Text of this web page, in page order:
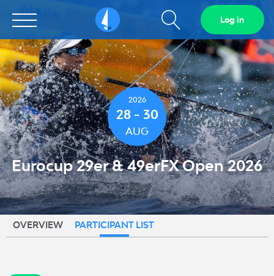
Sailarena Show
search
field
Log in
2026
28 - 30
AUG
Eurocup 29er & 49erFX Open 2026
OVERVIEW PARTICIPANT LIST